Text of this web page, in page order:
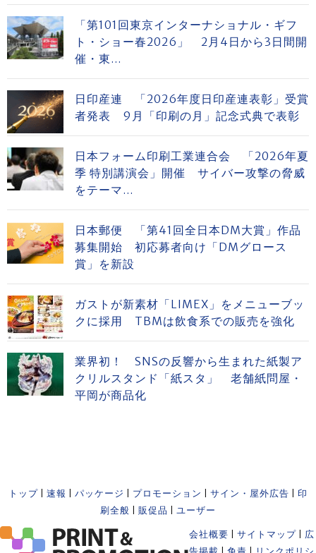
「第101回東京インターナショナル・ギフ
ト・ショー春2026」 2月4日から3日間開
催・東...
日印産連 「2026年度日印産連表彰」受賞
者発表 9月「印刷の月」記念式典で表彰
日本フォーム印刷工業連合会 「2026年夏
季 特別講演会」開催 サイバー攻撃の脅威
をテーマ...
日本郵便 「第41回全日本DM大賞」作品
募集開始 初応募者向け「DMグロース
賞」を新設
ガストが新素材「LIMEX」をメニューブッ
クに採用 TBMは飲食系での販売を強化
業界初！ SNSの反響から生まれた紙製ア
クリルスタンド「紙スタ」 老舗紙問屋・
平岡が商品化
トップ 速報 パッケージ プロモーション サイン・屋外広告
印
刷全般
販促品 ユーザー
会社概要 サイトマップ
広